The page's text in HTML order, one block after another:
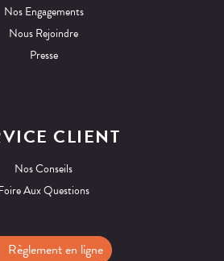
Nos Engagements
Nous Rejoindre
Presse
CLIENT
Nos Conseils
Aux Questions
Règlement en ligne